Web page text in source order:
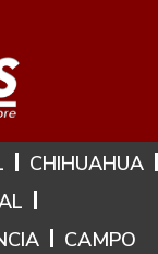
CHIHUAHUA
CAMPO